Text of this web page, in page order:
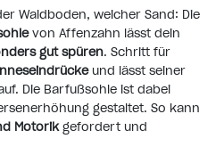
Waldboden, weicher Sand: Die
von Affenzahn lässt dein
gut spüren. Schritt für
und lässt seiner
Die Barfußsohle ist dabei
gestaltet. So kann
Motorikgefordert und